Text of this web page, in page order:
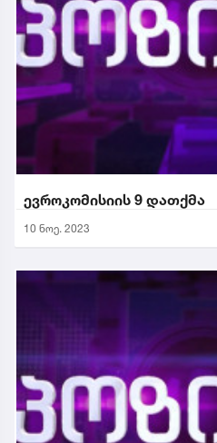
ევროკომისიის 9 დათქმა
10 ნოე. 2023